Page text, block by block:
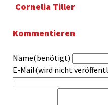
Cornelia Tiller
Kommentieren
Name(benötigt)
E-Mail(wird nicht